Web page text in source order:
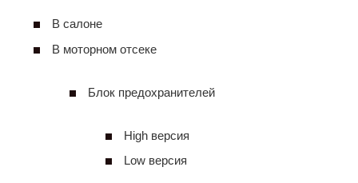
В салоне
В моторном отсеке
Блок предохранителей
High версия
Low версия